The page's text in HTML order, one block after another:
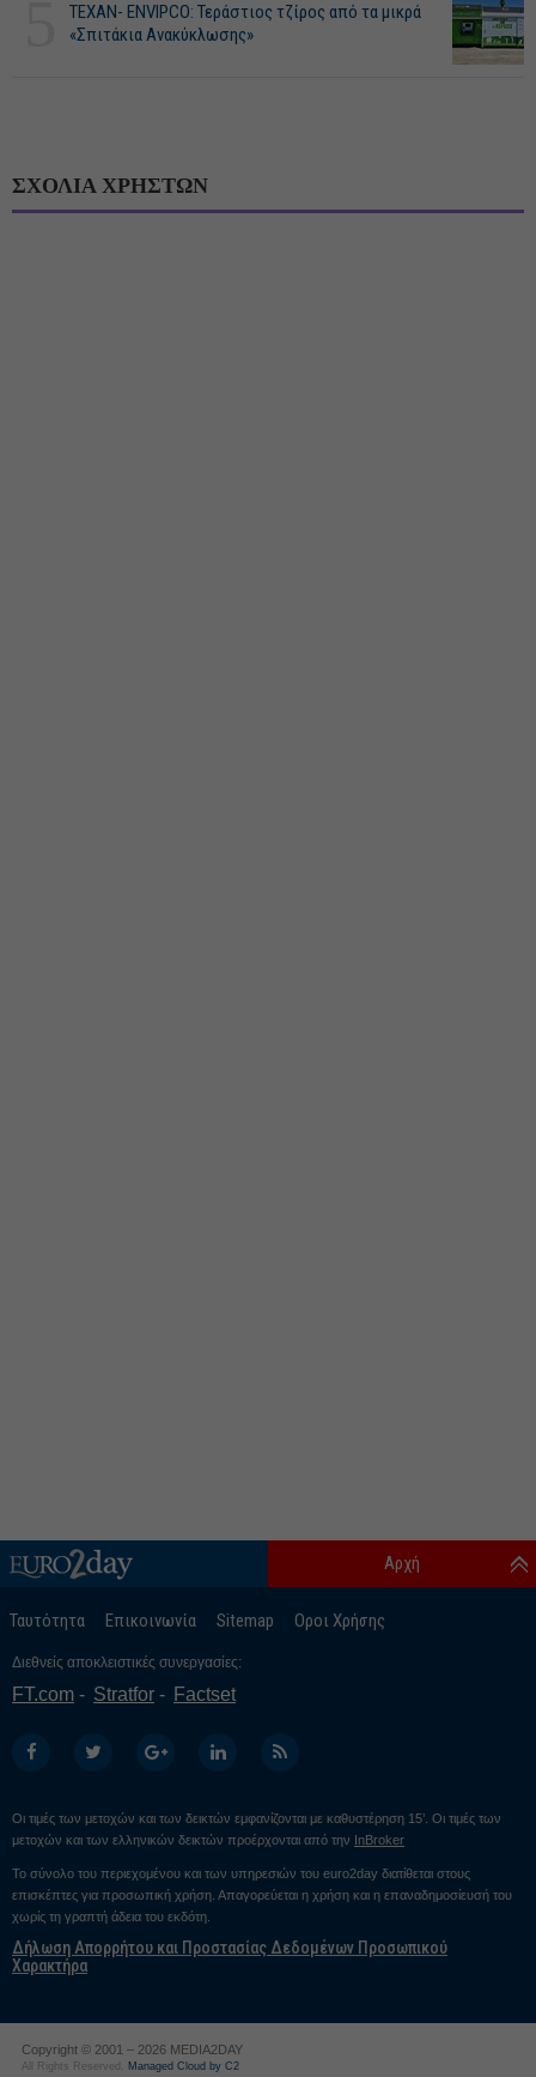
ΤΕΧΑΝ- ENVIPCO: Τεράστιος τζίρος από τα μικρά
«Σπιτάκια Ανακύκλωσης»
ΣΧΟΛΙΑ ΧΡΗΣΤΩΝ
Ταυτότητα Επικοινωνία Sitemap Οροι Χρήσης
Αρχή
Διεθνείς αποκλειστικές συνεργασίες:
FT.com Stratfor Factset
Οι τιμές των μετοχών και των δεικτών εμφανίζονται με καθυστέρηση 15’. Οι τιμές των
μετοχών και των ελληνικών δεικτών προέρχονται από την InBroker
Το σύνολο του περιεχομένου και των υπηρεσιών του euro2day διατίθεται στους
επισκέπτες για προσωπική χρήση. Απαγορεύεται η χρήση και η επαναδημοσίευσή του
χωρίς τη γραπτή άδεια του εκδότη.
Δήλωση Απορρήτου και Προστασίας Δεδομένων Προσωπικού
Χαρακτήρα
Copyright © 2001 – 2026 MEDIA2DAY
All Rights Reserved. Managed Cloud by C2